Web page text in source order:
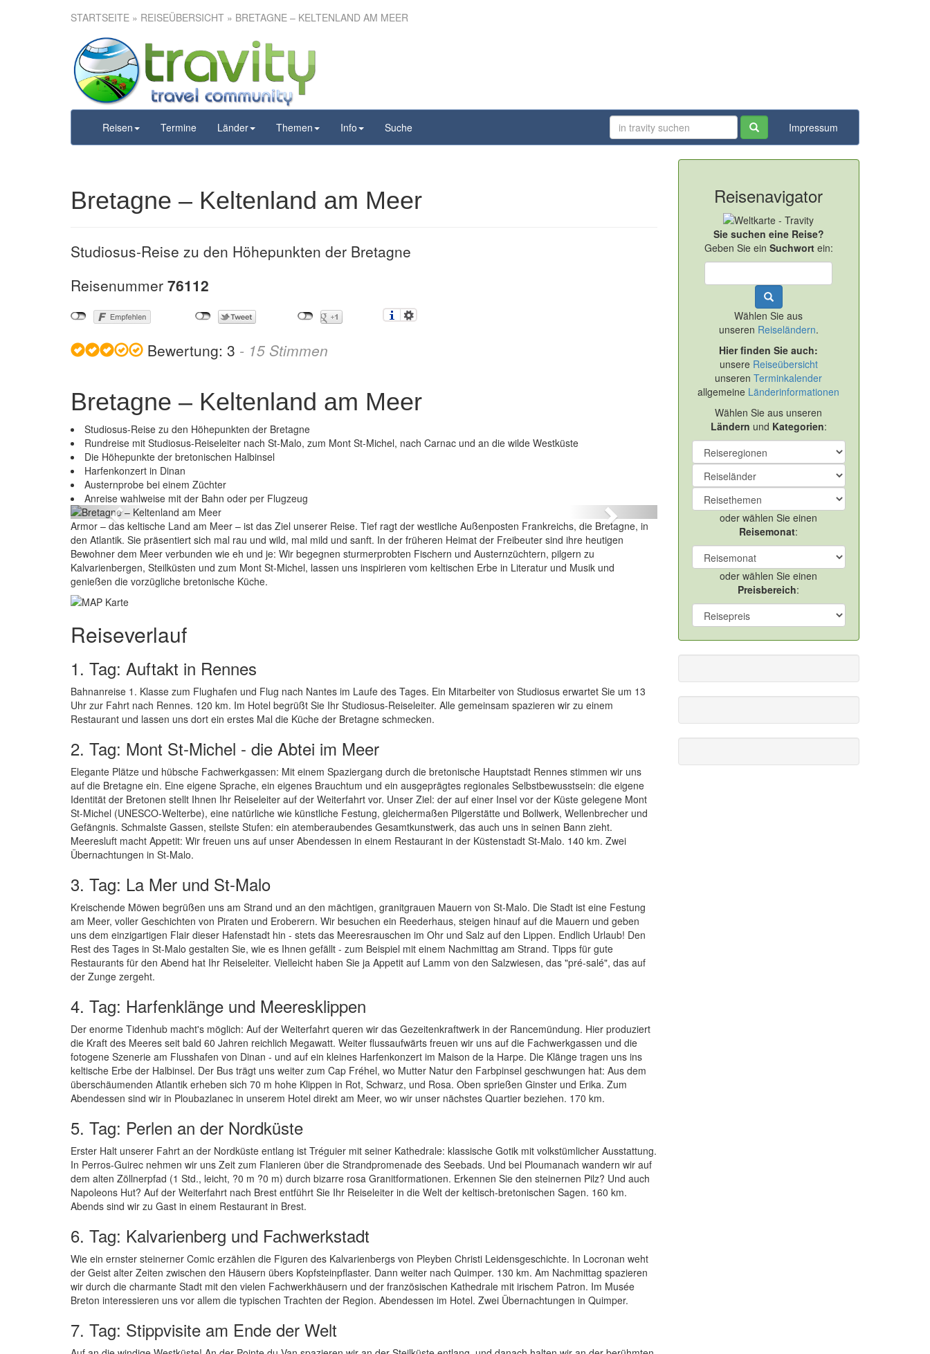
STARTSEITE » REISEÜBERSICHT » BRETAGNE – KELTENLAND AM MEER
Reisen Termine Länder Themen Info Suche Impressum
Bretagne – Keltenland am Meer
Bretagne – Keltenland am Meer
Studiosus-Reise zu den Höhepunkten der Bretagne
Reisenummer 76112
Bewertung: 3 - 15 Stimmen
Bretagne – Keltenland am Meer
Studiosus-Reise zu den Höhepunkten der Bretagne
Rundreise mit Studiosus-Reiseleiter nach St-Malo, zum Mont St-Michel, nach Carnac und an die wilde Westküste
Die Höhepunkte der bretonischen Halbinsel
Harfenkonzert in Dinan
Austernprobe bei einem Züchter
Anreise wahlweise mit der Bahn oder per Flugzeug
Previous Next
Armor – das keltische Land am Meer – ist das Ziel unserer Reise. Tief ragt der westliche Außenposten Frankreichs, die Bretagne, in
den Atlantik. Sie präsentiert sich mal rau und wild, mal mild und sanft. In der früheren Heimat der Freibeuter sind ihre heutigen
Bewohner dem Meer verbunden wie eh und je: Wir begegnen sturmerprobten Fischern und Austernzüchtern, pilgern zu
Kalvarienbergen, Steilküsten und zum Mont St-Michel, lassen uns inspirieren vom keltischen Erbe in Literatur und Musik und
genießen die vorzügliche bretonische Küche.
Reiseverlauf
1. Tag: Auftakt in Rennes
Bahnanreise 1. Klasse zum Flughafen und Flug nach Nantes im Laufe des Tages. Ein Mitarbeiter von Studiosus erwartet Sie um 13
Uhr zur Fahrt nach Rennes. 120 km. Im Hotel begrüßt Sie Ihr Studiosus-Reiseleiter. Alle gemeinsam spazieren wir zu einem
Restaurant und lassen uns dort ein erstes Mal die Küche der Bretagne schmecken.
2. Tag: Mont St-Michel - die Abtei im Meer
Elegante Plätze und hübsche Fachwerkgassen: Mit einem Spaziergang durch die bretonische Hauptstadt Rennes stimmen wir uns
auf die Bretagne ein. Eine eigene Sprache, ein eigenes Brauchtum und ein ausgeprägtes regionales Selbstbewusstsein: die eigene
Identität der Bretonen stellt Ihnen Ihr Reiseleiter auf der Weiterfahrt vor. Unser Ziel: der auf einer Insel vor der Küste gelegene Mont
St-Michel (UNESCO-Welterbe), eine natürliche wie künstliche Festung, gleichermaßen Pilgerstätte und Bollwerk, Wellenbrecher und
Gefängnis. Schmalste Gassen, steilste Stufen: ein atemberaubendes Gesamtkunstwerk, das auch uns in seinen Bann zieht.
Meeresluft macht Appetit: Wir freuen uns auf unser Abendessen in einem Restaurant in der Küstenstadt St-Malo. 140 km. Zwei
Übernachtungen in St-Malo.
3. Tag: La Mer und St-Malo
Kreischende Möwen begrüßen uns am Strand und an den mächtigen, granitgrauen Mauern von St-Malo. Die Stadt ist eine Festung
am Meer, voller Geschichten von Piraten und Eroberern. Wir besuchen ein Reederhaus, steigen hinauf auf die Mauern und geben
uns dem einzigartigen Flair dieser Hafenstadt hin - stets das Meeresrauschen im Ohr und Salz auf den Lippen. Endlich Urlaub! Den
Rest des Tages in St-Malo gestalten Sie, wie es Ihnen gefällt - zum Beispiel mit einem Nachmittag am Strand. Tipps für gute
Restaurants für den Abend hat Ihr Reiseleiter. Vielleicht haben Sie ja Appetit auf Lamm von den Salzwiesen, das "pré-salé", das auf
der Zunge zergeht.
4. Tag: Harfenklänge und Meeresklippen
Der enorme Tidenhub macht's möglich: Auf der Weiterfahrt queren wir das Gezeitenkraftwerk in der Rancemündung. Hier produziert
die Kraft des Meeres seit bald 60 Jahren reichlich Megawatt. Weiter flussaufwärts freuen wir uns auf die Fachwerkgassen und die
fotogene Szenerie am Flusshafen von Dinan - und auf ein kleines Harfenkonzert im Maison de la Harpe. Die Klänge tragen uns ins
keltische Erbe der Halbinsel. Der Bus trägt uns weiter zum Cap Fréhel, wo Mutter Natur den Farbpinsel geschwungen hat: Aus dem
überschäumenden Atlantik erheben sich 70 m hohe Klippen in Rot, Schwarz, und Rosa. Oben sprießen Ginster und Erika. Zum
Abendessen sind wir in Ploubazlanec in unserem Hotel direkt am Meer, wo wir unser nächstes Quartier beziehen. 170 km.
5. Tag: Perlen an der Nordküste
Erster Halt unserer Fahrt an der Nordküste entlang ist Tréguier mit seiner Kathedrale: klassische Gotik mit volkstümlicher Ausstattung.
In Perros-Guirec nehmen wir uns Zeit zum Flanieren über die Strandpromenade des Seebads. Und bei Ploumanach wandern wir auf
dem alten Zöllnerpfad (1 Std., leicht, ?0 m ?0 m) durch bizarre rosa Granitformationen. Erkennen Sie den steinernen Pilz? Und auch
Napoleons Hut? Auf der Weiterfahrt nach Brest entführt Sie Ihr Reiseleiter in die Welt der keltisch-bretonischen Sagen. 160 km.
Abends sind wir zu Gast in einem Restaurant in Brest.
6. Tag: Kalvarienberg und Fachwerkstadt
Wie ein ernster steinerner Comic erzählen die Figuren des Kalvarienbergs von Pleyben Christi Leidensgeschichte. In Locronan weht
der Geist alter Zeiten zwischen den Häusern übers Kopfsteinpflaster. Dann weiter nach Quimper. 130 km. Am Nachmittag spazieren
wir durch die charmante Stadt mit den vielen Fachwerkhäusern und der französischen Kathedrale mit irischem Patron. Im Musée
Breton interessieren uns vor allem die typischen Trachten der Region. Abendessen im Hotel. Zwei Übernachtungen in Quimper.
7. Tag: Stippvisite am Ende der Welt
Reisenavigator
Sie suchen eine Reise?
Geben Sie ein Suchwortein:
Wählen Sie aus
unseren Reiseländern.
Hier finden Sie auch:
unsere Reiseübersicht
unserenTerminkalender
allgemeine Länderinformationen
Wählen Sie aus unseren
Ländern und Kategorien:
oder wählen Sie einen
Reisemonat:
oder wählen Sie einen
Preisbereich: